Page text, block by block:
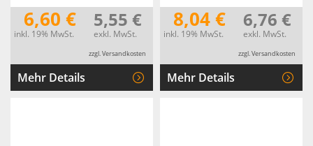
6,60 €
inkl. 19% MwSt.
5,55 €
exkl. MwSt.
zzgl. Versandkosten
Mehr Details
8,04 €
inkl. 19% MwSt.
6,76 €
exkl. MwSt.
zzgl. Versandkosten
Mehr Details